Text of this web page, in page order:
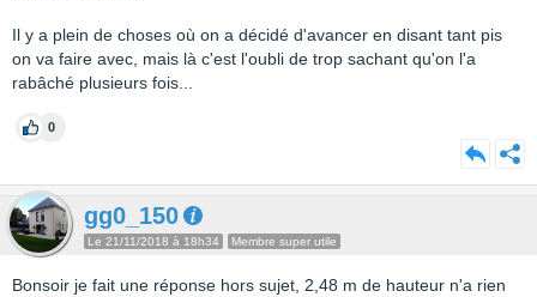
Il y a plein de choses où on a décidé d'avancer en disant tant pis
on va faire avec, mais là c'est l'oubli de trop sachant qu'on l'a
rabâché plusieurs fois...
0
gg0_150
Le 21/11/2018 à 18h34 Membre super utile
Bonsoir je fait une réponse hors sujet, 2,48 m de hauteur n'a rien